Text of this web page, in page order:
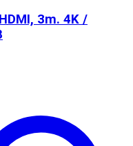
3m. 4K /